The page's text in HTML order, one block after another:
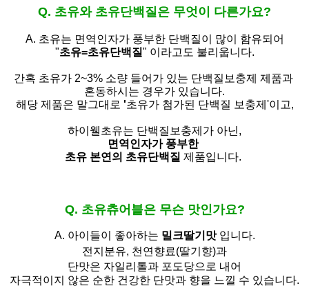
Q. 초유와 초유단백질은 무엇이 다른가요?
A. 초유는 면역인자가 풍부한 단백질이 많이 함유되어
"초유=초유단백질" 이라고도 불리웁니다.
간혹 초유가 2~3% 소량 들어가 있는 단백질보충제 제품과
혼동하시는 경우가 있습니다.
해당 제품은 말그대로 '초유가 첨가된 단백질 보충제'이고,
하이웰초유는 단백질보충제가 아닌,
면역인자가 풍부한
초유 본연의 초유단백질 제품입니다.
Q. 초유츄어블은 무슨 맛인가요?
A. 아이들이 좋아하는 밀크딸기맛입니다.
전지분유, 천연향료(딸기향)과
단맛은 자일리톨과 포도당으로 내어
자극적이지 않은 순한 건강한 단맛과 향을 느낄 수 있습니다.